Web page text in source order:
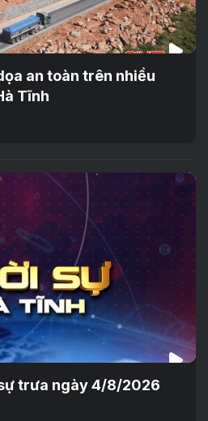
an toàn trên nhiều
Tĩnh
trưa ngày 4/8/2026